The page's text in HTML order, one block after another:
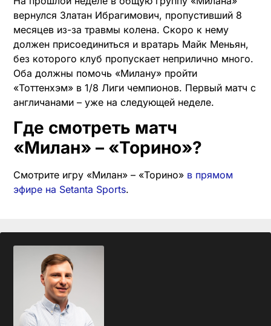
вернулся Златан Ибрагимович, пропустивший 8
месяцев из-за травмы колена. Скоро к нему
должен присоединиться и вратарь Майк Меньян,
без которого клуб пропускает неприлично много.
Оба должны помочь «Милану» пройти
«Тоттенхэм» в 1/8 Лиги чемпионов. Первый матч с
англичанами – уже на следующей неделе.
Где смотреть матч
«Милан» – «Торино»?
Смотрите игру «Милан» – «Торино» в прямом
эфире на Setanta Sports.